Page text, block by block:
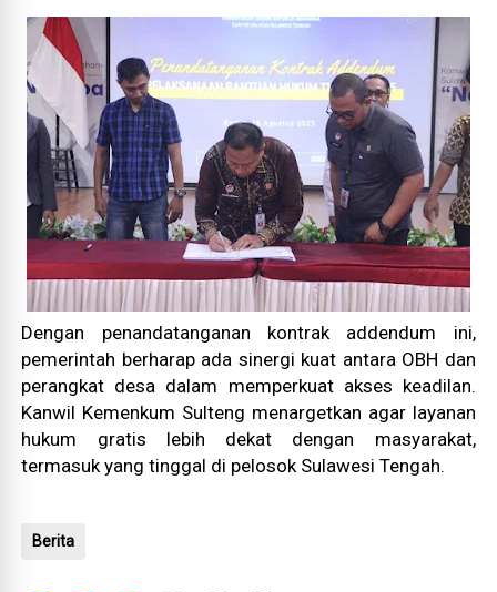
Dengan penandatanganan kontrak addendum ini,
pemerintah berharap ada sinergi kuat antara OBH dan
perangkat desa dalam memperkuat akses keadilan.
Kanwil Kemenkum Sulteng menargetkan agar layanan
hukum gratis lebih dekat dengan masyarakat,
termasuk yang tinggal di pelosok Sulawesi Tengah.
Berita